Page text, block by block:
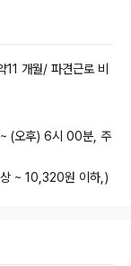
11 개월/ 파견근로 비
(오후) 6시 00분, 주
~ 10,320원 이하,)